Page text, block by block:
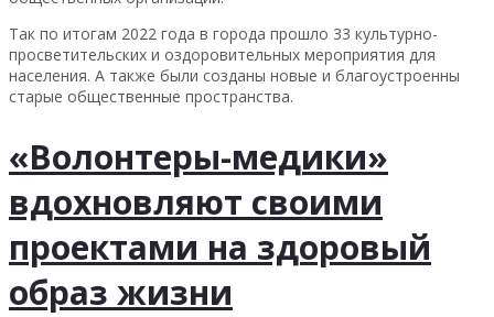
Так по итогам 2022 года в города прошло 33 культурно-
просветительских и оздоровительных мероприятия для
населения. А также были созданы новые и благоустроенны
старые общественные пространства.
«Волонтеры-медики»
вдохновляют своими
проектами на здоровый
образ жизни